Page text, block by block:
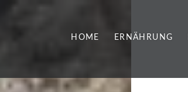
HOME ERNÄHRUNG